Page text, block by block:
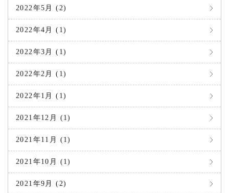
2022年5月 (2)
2022年4月 (1)
2022年3月 (1)
2022年2月 (1)
2022年1月 (1)
2021年12月 (1)
2021年11月 (1)
2021年10月 (1)
2021年9月 (2)